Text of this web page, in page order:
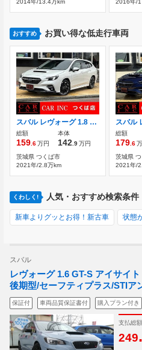
2014年/13.4万km 2016年/
おすすめ お買い得な低走行車両
スバル レヴォーグ 1.8 GT 4WD 純正9型ナビ バックカメラ 84星
総額
159.6万円
本体
142.9万円
茨城県 つくば市
2021年/2.8万km
総額
179.6
茨城県
2021年/
くわしく! 人気・おすすめ検索条件
新車よりグッとお得！新古車 状態
スバル
レヴォーグ 1.6 GT-S アイサイ
後期型/セーフティプラス/STIア
保証付 車両品質保証書付 購入プラン付き
支払総額
249.